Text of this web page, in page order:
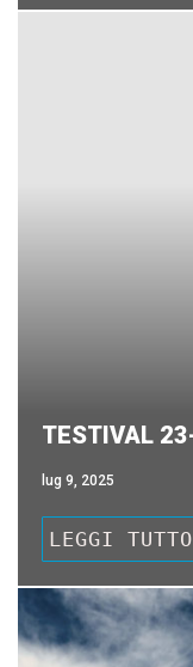
TESTIVAL
lug 9, 2025
LEGGI TUTTO